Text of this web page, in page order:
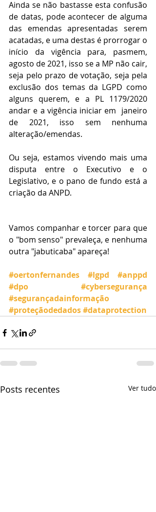
Ainda se não bastasse esta confusão
de datas, pode acontecer de alguma
das emendas apresentadas serem
acatadas, e uma destas é prorrogar o
início da vigência para, pasmem,
agosto de 2021, isso se a MP não cair,
seja pelo prazo de votação, seja pela
exclusão dos temas da LGPD como
alguns querem, e a PL 1179/2020
andar e a vigência iniciar em  janeiro
de 2021, isso sem nenhuma
alteração/emendas.
Ou seja, estamos vivendo mais uma
disputa entre o Executivo e o
Legislativo, e o pano de fundo está a
criação da ANPD.
Vamos companhar e torcer para que
o "bom senso" prevaleça, e nenhuma
outra "jabuticaba" apareça!
#oertonfernandes #lgpd
#anppd
#dpo
#cybersegurança
#segurançadainformação
#proteçãodedados#dataprotection
Posts recentes Ver tudo